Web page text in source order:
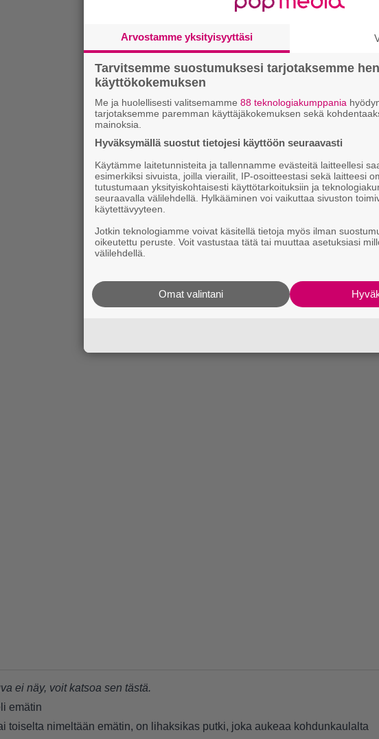
ei näy, voit katsoa sen tästä.
emätin
toiselta nimeltään emätin, on lihaksikas putki, joka aukeaa kohdunkaulalta
Arvostamme yksityisyyttäsi
Tarvitsemme suostumuksesi tarjotaksemme
käyttökokemuksen
Me ja huolellisesti valitsemamme 88 teknologiakumppania
tarjotaksemme paremman käyttäjäkokemuksen sekä
mainoksia.
Hyväksymällä suostut tietojesi käyttöön seuraavasti
Käytämme laitetunnisteita ja tallennamme evästeitä laitteellesi
esimerkiksi sivuista, joilla vierailit, IP-osoitteestasi sekä laitteesi
tutustumaan yksityiskohtaisesti käyttötarkoituksiin ja
seuraavalla välilehdellä. Hylkääminen voi vaikuttaa sivuston
käytettävyyteen.
Jotkin teknologiamme voivat käsitellä tietoja myös ilman
oikeutettu peruste. Voit vastustaa tätä tai muuttaa asetuksiasi
välilehdellä.
Omat valintani